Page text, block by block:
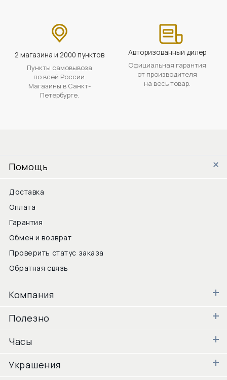
2 магазина и 2000 пунктов
Пункты самовывоза
по всей России.
Магазины в Санкт-
Петербурге.
Авторизованный дилер
Официальная гарантия
от производителя
на весь товар.
Помощь
Доставка
Оплата
Гарантия
Обмен и возврат
Проверить статус заказа
Обратная связь
Компания
Полезно
Часы
Украшения